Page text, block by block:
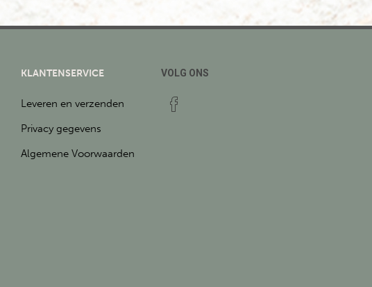
KLANTENSERVICE
Leveren en verzenden
Privacy gegevens
Algemene Voorwaarden
VOLG ONS